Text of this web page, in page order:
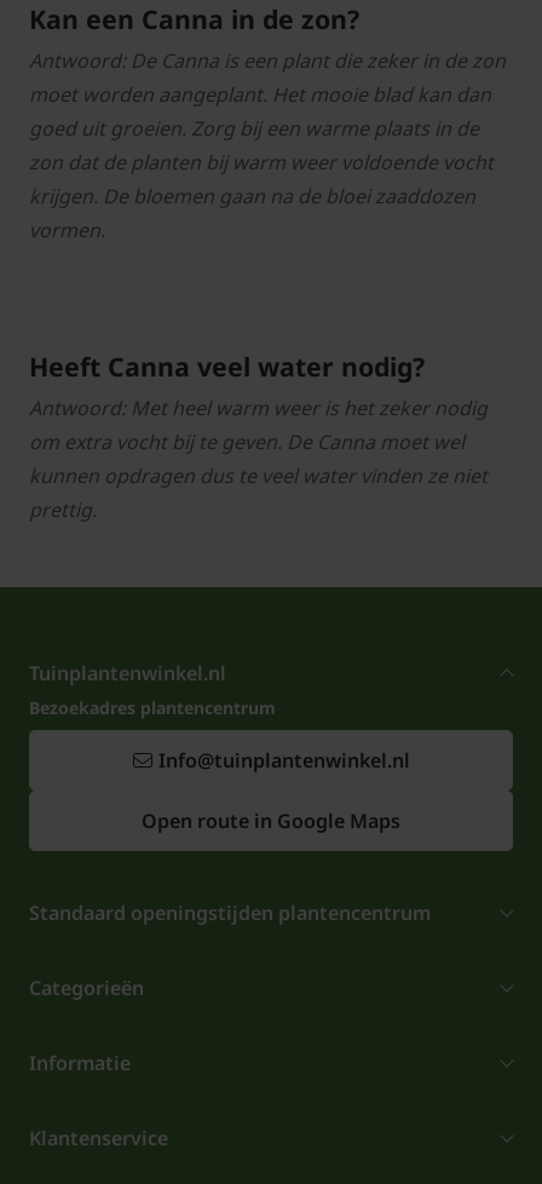
Kan een Canna in de zon?
Antwoord: De Canna is een plant die zeker in de zon
moet worden aangeplant. Het mooie blad kan dan
goed uit groeien. Zorg bij een warme plaats in de
zon dat de planten bij warm weer voldoende vocht
krijgen. De bloemen gaan na de bloei zaaddozen
vormen.
Heeft Canna veel water nodig?
Antwoord: Met heel warm weer is het zeker nodig
om extra vocht bij te geven. De Canna moet wel
kunnen opdragen dus te veel water vinden ze niet
prettig.
Tuinplantenwinkel.nl
Bezoekadres plantencentrum
Info@tuinplantenwinkel.nl
Open route in Google Maps
Standaard openingstijden plantencentrum
Categorieën
Informatie
Klantenservice